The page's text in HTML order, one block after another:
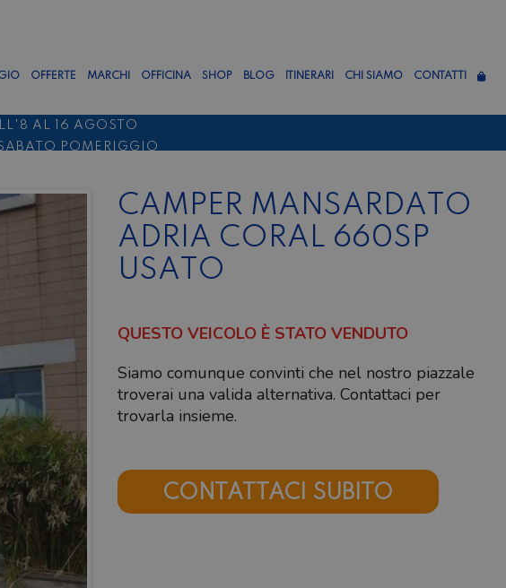
OFFERTE MARCHI OFFICINA SHOP BLOG ITINERARI CHI SIAMO CONTATTI
AL 16 AGOSTO
POMERIGGIO
CAMPER MANSARDATO
ADRIA CORAL 660SP
USATO
QUESTO VEICOLO È STATO VENDUTO
Siamo comunque convinti che nel nostro piazzale
troverai una valida alternativa. Contattaci per
trovarla insieme.
CONTATTACI SUBITO